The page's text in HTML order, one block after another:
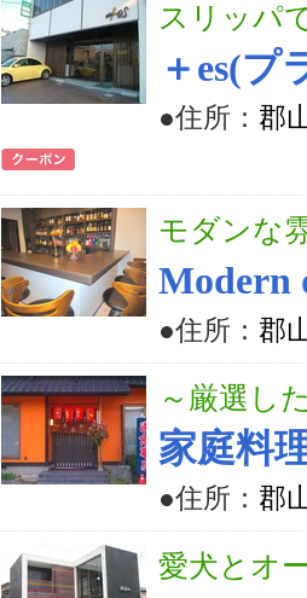
スリッパ
＋es(プ
●住所： 郡
モダンな
●住所： 郡
～厳選し
家庭料
●住所： 郡
愛犬とオ